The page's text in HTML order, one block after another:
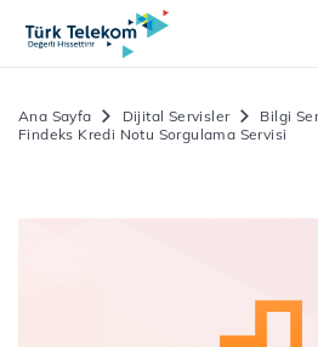
Ana Sayfa Dijital Servisler
Bilgi
Findeks Kredi Notu Sorgulama Servisi